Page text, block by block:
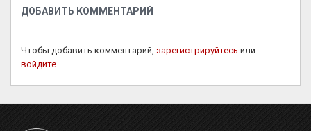
ДОБАВИТЬ КОММЕНТАРИЙ
Чтобы добавить комментарий, зарегистрируйтесь или
войдите